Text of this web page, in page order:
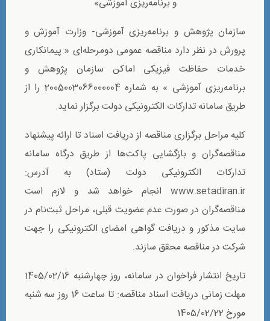
و برنامه‌ریزی آموزشی»
سازمان پژوهش و برنامه‌ریزی آموزشی- وزارت آموزش و
پرورش در نظر دارد مناقصه عمومی دو‌مرحله‌ای « پیمانکاری
خدمات حفاظت فیزیکی اماکن سازمان پژوهش و
برنامه‌ریزی آموزشی » به شماره 2005003066000004 را از
طریق سامانه تدارکات الکترونیکی دولت برگزار نماید.
کلیه مراحل برگزاری مناقصه از دریافت اسناد تا ارائه پیشنهاد
مناقصه‌گران و بازگشایی پاکت‌ها از طریق درگاه سامانه
تدارکات الکترونیکی دولت (ستاد) به آدرس:
www.setadiran.ir انجام خواهد شد و لازم است
مناقصه‌گران در صورت عدم عضویت قبلی، مراحل ثبت‌نام در
سایت مذکور و دریافت گواهی امضای الکترونیکی را جهت
شرکت در مناقصه محقق سازند.
تاریخ انتشار فراخوان در سامانه، روز چهارشنبه 1405/02/16
مهلت زمانی دریافت اسناد مناقصه: تا ساعت 16 روز سه شنبه
مورخ 1405/02/22